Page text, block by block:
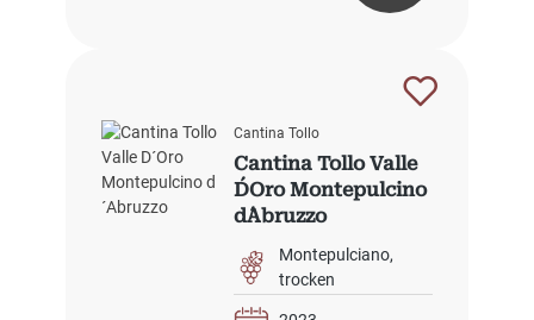
Cantina Tollo
Cantina Tollo Valle
D´Oro Montepulcino
d´Abruzzo
Montepulciano
trocken